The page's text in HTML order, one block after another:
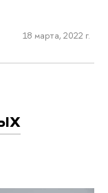
18 марта, 2022 г.